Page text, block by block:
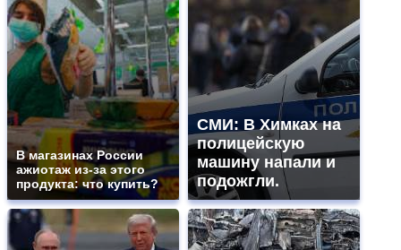
В магазинах России
ажиотаж из-за этого
продукта: что купить?
СМИ: В Химках на
полицейскую
машину напали и
подожгли.